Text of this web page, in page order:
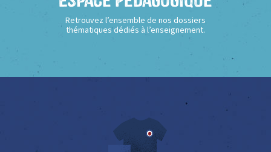
Retrouvez l’ensemble de nos dossiers
thématiques dédiés à l’enseignement.